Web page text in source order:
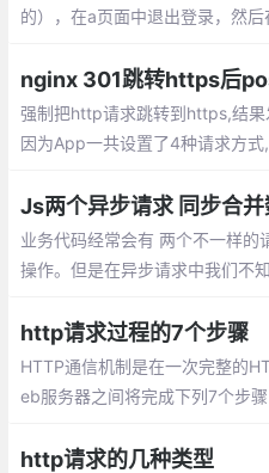
的），在a页面中退出登录，然
理，进行内部跳转处理），b页
题
nginx 301跳转https后
强制把http请求跳转到https,结
因为App一共设置了4种请求方式
一些功能无法正常使用.
Js两个异步请求 同步合并
业务代码经常会有 两个不一样的
操作。但是在异步请求中我们不
再做数据处理。
http请求过程的7个步骤
HTTP通信机制是在一次完整的
eb服务器之间将完成下列7个步
器应答
http请求的几种类型